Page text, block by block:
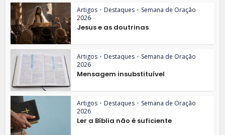
Artigos • Destaques • Semana de Oração
2026
Jesus e as doutrinas
Artigos • Destaques • Semana de Oração
2026
Mensagem insubstituível
Artigos • Destaques • Semana de Oração
2026
Ler a Bíblia não é suficiente